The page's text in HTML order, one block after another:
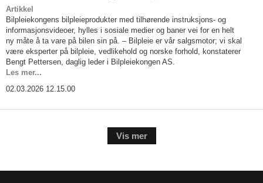
Artikkel
Bilpleiekongens bilpleieprodukter med tilhørende instruksjons- og
informasjonsvideoer, hylles i sosiale medier og baner vei for en helt
ny måte å ta vare på bilen sin på. – Bilpleie er vår salgsmotor; vi skal
være eksperter på bilpleie, vedlikehold og norske forhold, konstaterer
Bengt Pettersen, daglig leder i Bilpleiekongen AS.
Les mer...
02.03.2026 12.15.00
Vis mer